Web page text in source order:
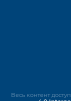
Весь контент